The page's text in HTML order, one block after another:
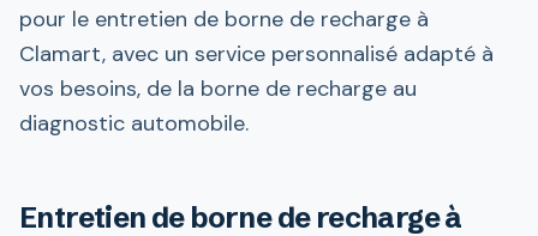
pour le entretien de borne de recharge à
Clamart, avec un service personnalisé adapté à
vos besoins, de la borne de recharge au
diagnostic automobile.
Entretien de borne de recharge à